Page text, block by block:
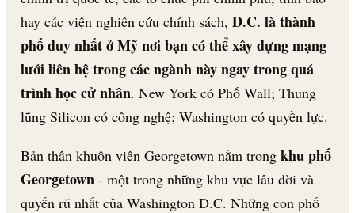
hay các viện nghiên cứu chính sách, D.C. là thành
phố duy nhất ở Mỹ nơi bạn có thể xây dựng mạng
lưới liên hệ trong các ngành này ngay trong quá
trình học cử nhân. New York có Phố Wall; Thung
lũng Silicon có công nghệ; Washington có quyền lực.
Bản thân khuôn viên Georgetown nằm trong khu phố
Georgetown - một trong những khu vực lâu đời và
quyến rũ nhất của Washington D.C. Những con phố